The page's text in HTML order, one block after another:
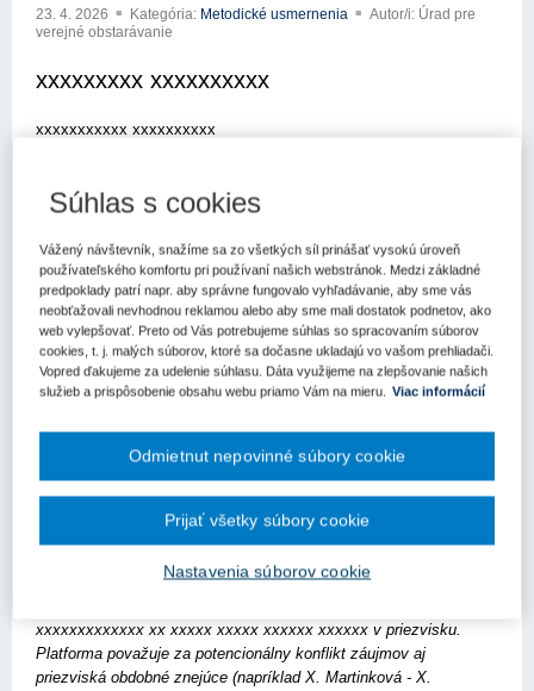
23. 4. 2026 Kategória: Metodické usmernenia
Autor/i: Úrad pre
verejné obstarávanie
xxxxxxxxx xxxxxxxxxx
xxxxxxxxxxx xxxxxxxxxx
obstarávanie (ďalej len „úrad“) so žiadosťou o metodické
usmernenie k aplikácii zákona č. 343/2015 Z.z. o verejnom
obstarávaní a o zmene a doplnexx xxxxxxxxxx xxxxxxx x xxxxx
xxxxxxxxxx xxxxxxxxx xxxxxx xxx xxxxxx x xxxxxxxx
xxxxxxxxxxxxxx
x xxxxxxxx xxxxxxxxx xxxxx
xxx xxxxxxx x xxx xxxxx x) zákona č. 343/2015 Z.z. o verejnom
obstarávaní a o zmene a doplnení niektorých zákonov v znení
xxxxxxxx x xxxxxxxxx xxxxxxxxxx x xxxxxxx xxxxxxxxxxxx
xxxxxxxxx xxxxxxxxxxxxxxxxxxx xxxxxxxxxx
xxxxxxxx xxxxxxxxxx xxxxx xxxxxxx xxxxarávateľ Hlavné mesto
SR Bratislava (ďalej len „HM BA“) využíva na preverenie konfliktu
dxxxxxxxxx xx xxx xxx xx xxxxxxxxxx xxxxxxxxxxxxxx
xxxxxxxxxxxxx xx xxxxx xxxxx xxxxxx xxxxxx v priezvisku.
Platforma považuje za potencionálny konflikt záujmov aj
priezviská obdobné znejúce (napríklad X. Martinková - X.
Súhlas s cookies
Vážený návštevník, snažíme sa zo všetkých síl prinášať vysokú úroveň
používateľského komfortu pri používaní našich webstránok. Medzi základné
predpoklady patrí napr. aby správne fungovalo vyhľadávanie, aby sme vás
neobťažovali nevhodnou reklamou alebo aby sme mali dostatok podnetov, ako
web vylepšovať. Preto od Vás potrebujeme súhlas so spracovaním súborov
cookies, t. j. malých súborov, ktoré sa dočasne ukladajú vo vašom prehliadači.
Vopred ďakujeme za udelenie súhlasu. Dáta využijeme na zlepšovanie našich
služieb a prispôsobenie obsahu webu priamo Vám na mieru.
Viac informácií
Nastavenia súborov cookie
Odmietnut nepovinné súbory cookie
Prijať všetky súbory cookie